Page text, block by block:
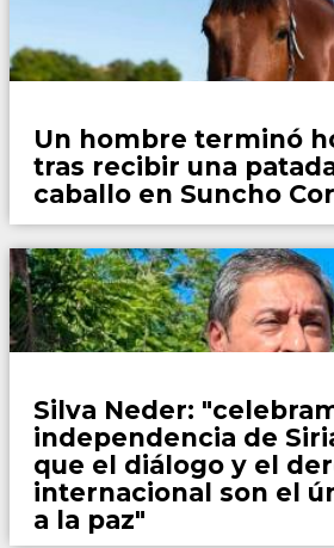
Un hombre terminó
tras recibir una
caballo en Suncho
Silva Neder:
independencia de
que el diálogo y el
internacional son el
a la paz"